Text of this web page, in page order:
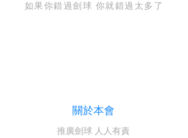
如果你錯過劍球 你就錯過太多了
關於本會
推廣劍球 人人有責